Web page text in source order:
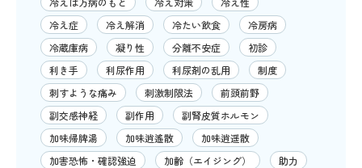
冷え症
冷え解消 冷たい飲食
冷房病
冷蔵庫病
凝り性 分離不安症
初診
利き手
利尿作用 利尿剤の乱用
制度
刺すような痛み
刺激制限法
前頭前野
副交感神経
副作用
副腎皮質ホルモン
加味帰脾湯
加味逍遙散
加味逍遥散
加害恐怖・確認強迫
加齢（エイジング）
助力